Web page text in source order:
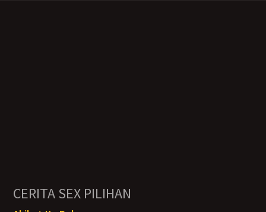
CERITA SEX PILIHAN